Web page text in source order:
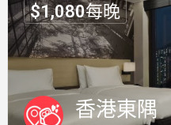
香港東隅
$1,080每晚